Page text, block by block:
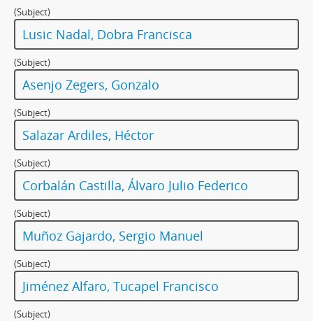
(Subject)
Lusic Nadal, Dobra Francisca
(Subject)
Asenjo Zegers, Gonzalo
(Subject)
Salazar Ardiles, Héctor
(Subject)
Corbalán Castilla, Álvaro Julio Federico
(Subject)
Muñoz Gajardo, Sergio Manuel
(Subject)
Jiménez Alfaro, Tucapel Francisco
(Subject)